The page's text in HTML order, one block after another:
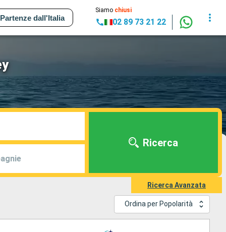
Partenze dall'Italia
Siamo chiusi
02 89 73 21 22
Ricerca
Ricerca Avanzata
Ordina per Popolarità